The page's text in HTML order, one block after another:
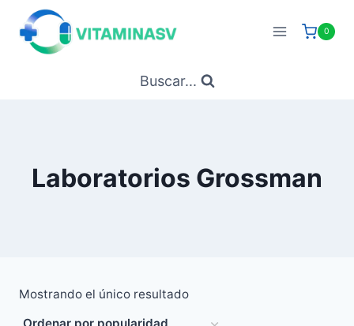
Saltar
contenido
0
Buscar...
Laboratorios Grossman
Mostrando el único resultado